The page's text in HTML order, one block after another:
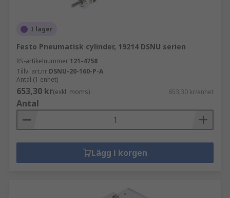
I lager
Festo Pneumatisk cylinder, 19214 DSNU serien
RS-artikelnummer 121-4758
Tillv. art.nr DSNU-20-160-P-A
Antal (1 enhet)
653,30 kr(exkl. moms) 653,30 kr/enhet
Antal
Lägg i korgen